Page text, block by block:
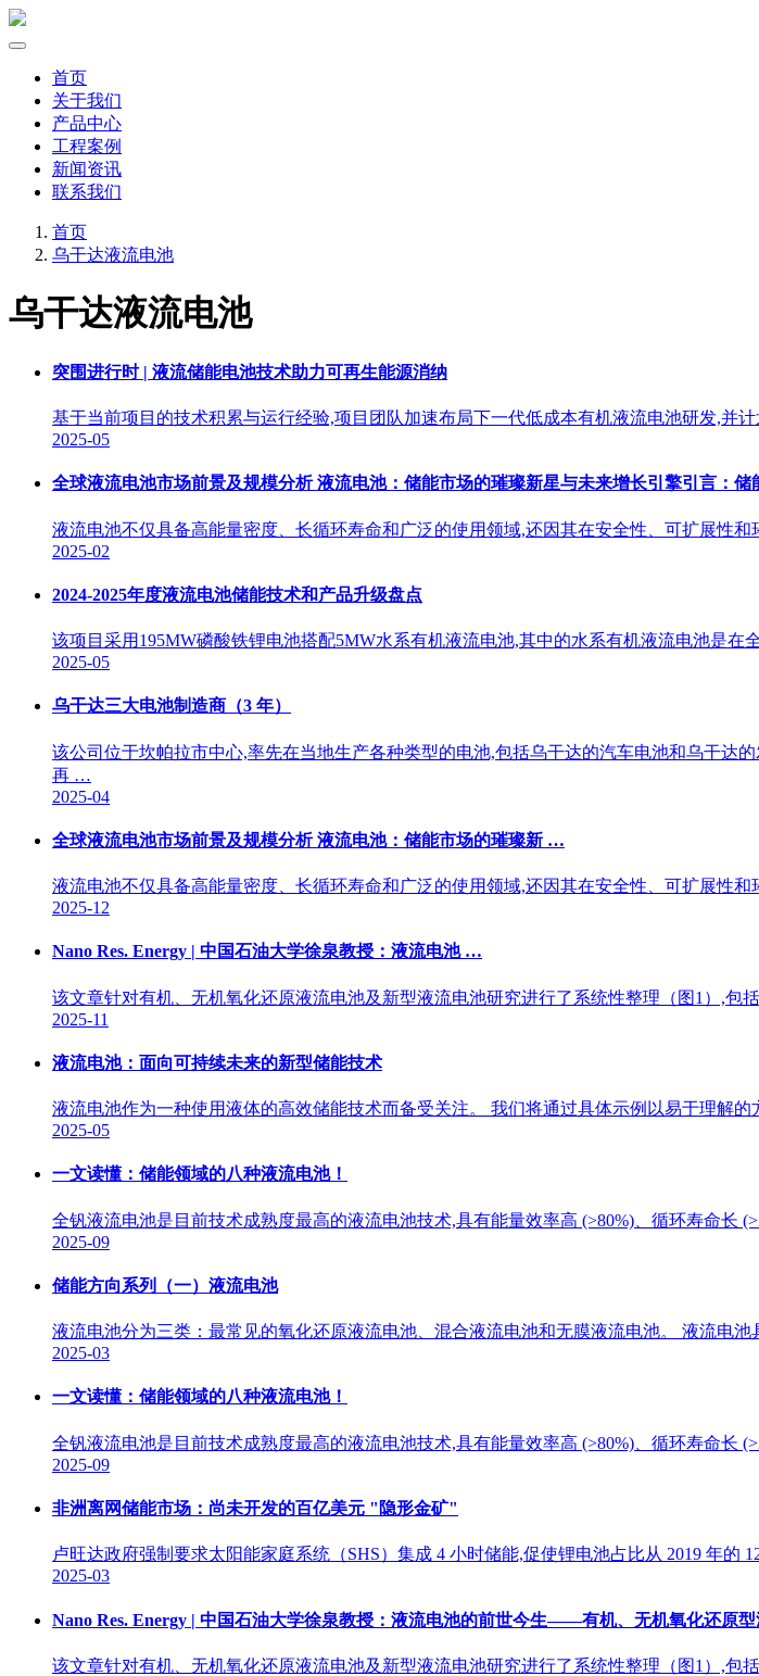
首页
关于我们
产品中心
工程案例
新闻资讯
联系我们
首页
乌干达液流电池
乌干达液流电池
突围进行时 | 液流储能电池技术助力可再生能源消纳
基于当前项目的技术积累与运行经验,项目团队加速布局下一代低成本有机液流电池研发,并计
2025-05
全球液流电池市场前景及规模分析 液流电池：储能市场的璀璨新星与未来增长引擎引言：
液流电池不仅具备高能量密度、长循环寿命和广泛的使用领域,还因其在安全性、可扩展性
2025-02
2024-2025年度液流电池储能技术和产品升级盘点
该项目采用195MW磷酸铁锂电池搭配5MW水系有机液流电池,其中的水系有机液流电池是在
2025-05
乌干达三大电池制造商（3 年）
该公司位于坎帕拉市中心,率先在当地生产各种类型的电池,包括乌干达的汽车电池和乌干达
再 …
2025-04
全球液流电池市场前景及规模分析 液流电池：储能市场的璀璨新 …
液流电池不仅具备高能量密度、长循环寿命和广泛的使用领域,还因其在安全性、可扩展性
2025-12
Nano Res. Energy | 中国石油大学徐泉教授：液流电池 …
该文章针对有机、无机氧化还原液流电池及新型液流电池研究进行了系统性整理（图1）,
2025-11
液流电池：面向可持续未来的新型储能技术
液流电池作为一种使用液体的高效储能技术而备受关注。 我们将通过具体示例以易于理解的
2025-05
一文读懂：储能领域的八种液流电池！
全钒液流电池是目前技术成熟度最高的液流电池技术,具有能量效率高 (>80%)、循环寿命长
2025-09
储能方向系列（一）液流电池
液流电池分为三类：最常见的氧化还原液流电池、混合液流电池和无膜液流电池。 液流电
2025-03
一文读懂：储能领域的八种液流电池！
全钒液流电池是目前技术成熟度最高的液流电池技术,具有能量效率高 (>80%)、循环寿命长
2025-09
非洲离网储能市场：尚未开发的百亿美元 "隐形金矿"
卢旺达政府强制要求太阳能家庭系统（SHS）集成 4 小时储能,促使锂电池占比从 2019 年的
2025-03
Nano Res. Energy | 中国石油大学徐泉教授：液流电池的前世今生——有机、无机氧化还原
该文章针对有机、无机氧化还原液流电池及新型液流电池研究进行了系统性整理（图1）,包